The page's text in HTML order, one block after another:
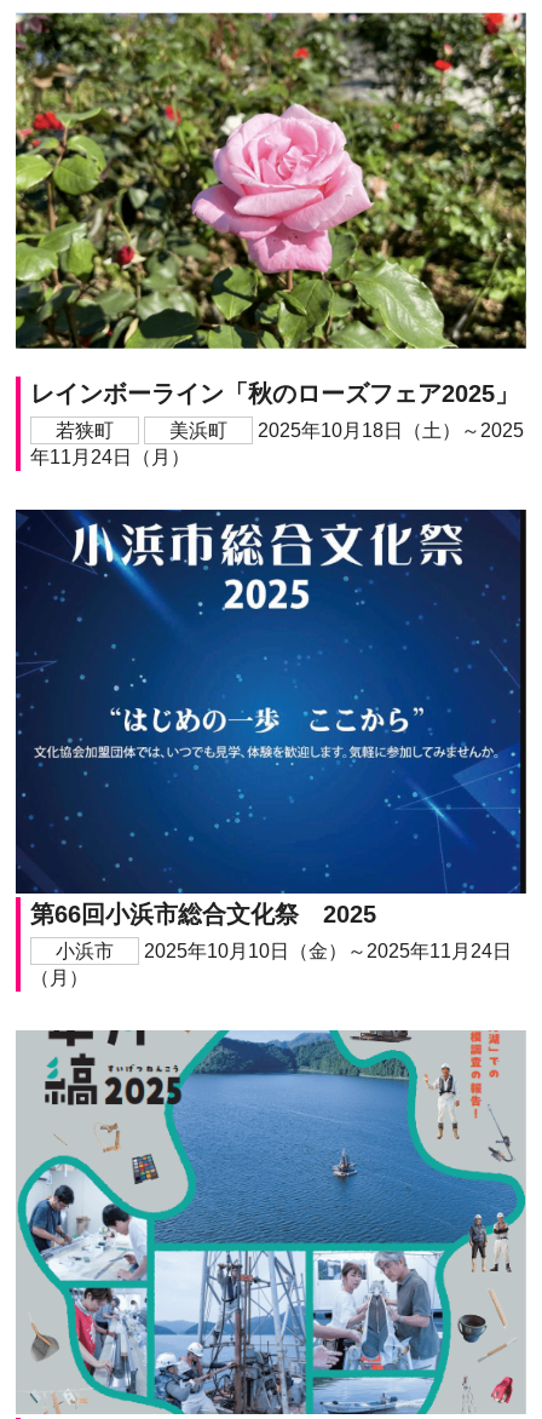
レインボーライン「秋のローズフェア2025」
若狭町 美浜町
2025年10月18日（土）～2025
年11月24日（月）
第66回小浜市総合文化祭 2025
小浜市
2025年10月10日（金）～2025年11月24日
（月）